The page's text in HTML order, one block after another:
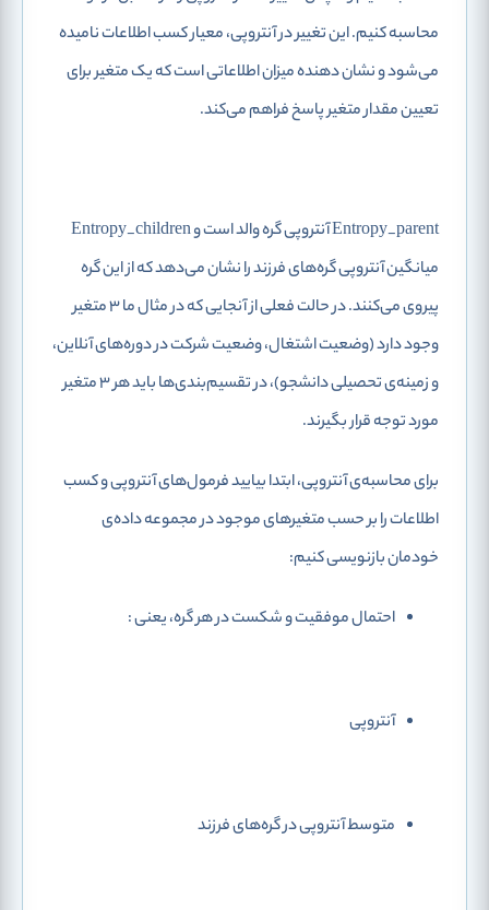
محاسبه کنیم. این تغییر در آنتروپی، معیار کسب اطلاعات نامیده
می‌شود و نشان دهنده میزان اطلاعاتی است که یک متغیر برای
تعیین مقدار متغیر پاسخ فراهم می‌کند.
Entropy_parent آنتروپی گره والد است و Entropy_children
میانگین آنتروپی گره‌های فرزند را نشان می‌دهد که از این گره
پیروی می‌کنند. در حالت فعلی از آنجایی که در مثال ما 3 متغیر
وجود دارد (وضعیت اشتغال، وضعیت شرکت در دوره‌های آنلاین،
و زمینه‌ی تحصیلی دانشجو)، در تقسیم‌بندی‌ها باید هر 3 متغیر
مورد توجه قرار بگیرند.
برای محاسبه‌ی آنتروپی، ابتدا بیایید فرمول‌های آنتروپی و کسب
اطلاعات را بر حسب متغیرهای موجود در مجموعه داده‌ی
خودمان بازنویسی کنیم:
احتمال موفقیت و شکست در هر گره، یعنی:
آنتروپی
متوسط آنتروپی در گره‌های فرزند